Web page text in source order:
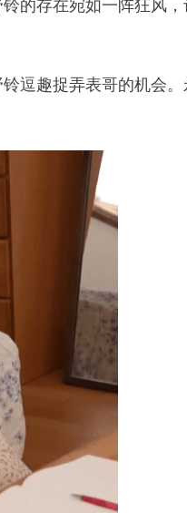
的存在宛如一阵狂风
逗趣捉弄表哥的机会